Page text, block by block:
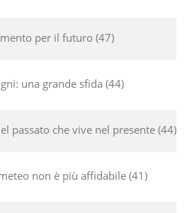
per il futuro 47
una grande sfida 44
passato che vive nel presente 44
non è più affidabile 41